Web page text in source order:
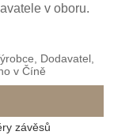
v oboru.
Dodavatel,
v Číně
závěsů